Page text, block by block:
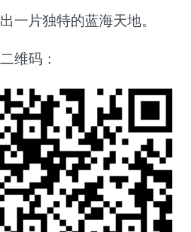
一片独特的蓝海天地。
码：